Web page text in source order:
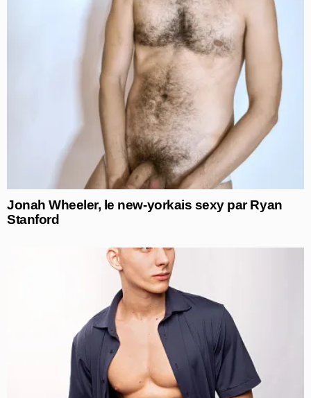
Jonah Wheeler, le new-yorkais sexy par Ryan
Stanford